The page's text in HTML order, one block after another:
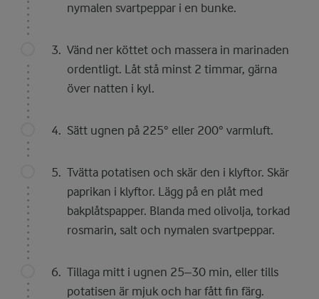
nymalen svartpeppar i en bunke.
Vänd ner köttet och massera in marinaden
ordentligt. Låt stå minst 2 timmar, gärna
över natten i kyl.
Sätt ugnen på 225° eller 200° varmluft.
Tvätta potatisen och skär den i klyftor. Skär
paprikan i klyftor. Lägg på en plåt med
bakplåtspapper. Blanda med olivolja, torkad
rosmarin, salt och nymalen svartpeppar.
Tillaga mitt i ugnen 25–30 min, eller tills
potatisen är mjuk och har fått fin färg.